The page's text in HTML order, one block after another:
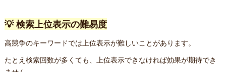
💡 検索上位表示の難易度
高競争のキーワードでは上位表示が難しいことがあります。
たとえ検索回数が多くても、上位表示できなければ効果が期待でき